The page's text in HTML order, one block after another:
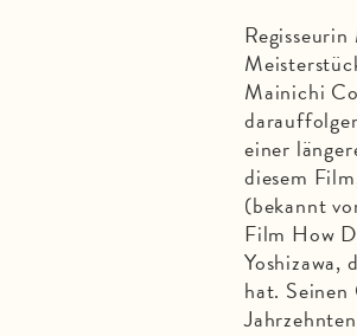
Mainichi
einer
diesem
(bekannt
Film How
hat.